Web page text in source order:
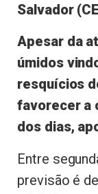
Salvador
Apesar da
úmidos
resquícios
favorecer a
dos dias,
Entre
previsão é